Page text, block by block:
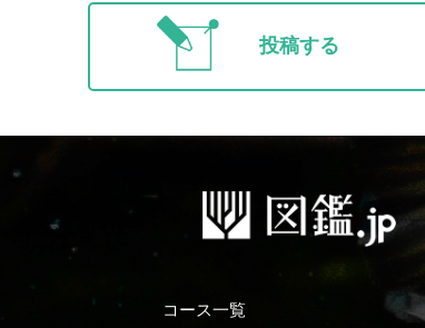
投稿する
コース一覧